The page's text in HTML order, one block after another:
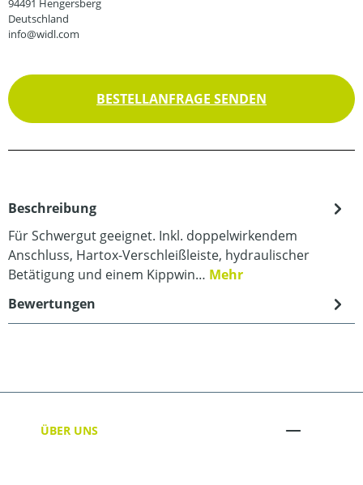
94491 Hengersberg
Deutschland
info@widl.com
BESTELLANFRAGE SENDEN
Beschreibung
Für Schwergut geeignet. Inkl. doppelwirkendem
Anschluss, Hartox-Verschleißleiste, hydraulischer
Betätigung und einem Kippwin… Mehr
Bewertungen
ÜBER UNS